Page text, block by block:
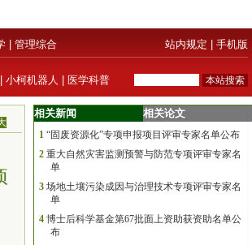
管理综合 站内规定 手机版
小柯机器人 医学科普
相关新闻 相关论文
1 “固废资源化”专项申报项目评审专家名单公布
2 重大自然灾害监测预警与防范专项评审专家名
单
3 场地土壤污染成因与治理技术专项评审专家名
单
4 博士后科学基金第67批面上资助获资助名单公
布